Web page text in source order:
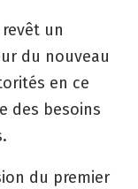
un
du nouveau
en ce
des besoins
du premier